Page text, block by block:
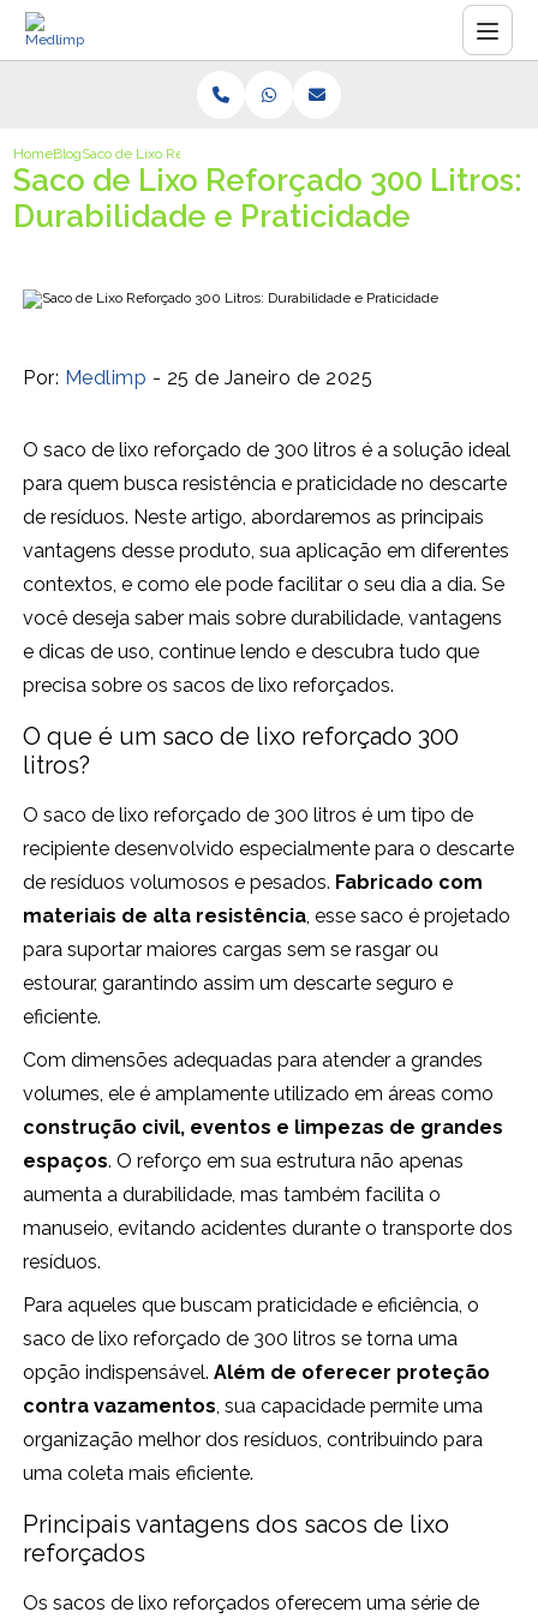
HomeBlogSaco de Lixo Reforçado 300 Litros: Durabilidade e Praticidade
Saco de Lixo Reforçado 300 Litros:
Durabilidade e Praticidade
Por: Medlimp - 25 de Janeiro de 2025
O saco de lixo reforçado de 300 litros é a solução ideal
para quem busca resistência e praticidade no descarte
de resíduos. Neste artigo, abordaremos as principais
vantagens desse produto, sua aplicação em diferentes
contextos, e como ele pode facilitar o seu dia a dia. Se
você deseja saber mais sobre durabilidade, vantagens
e dicas de uso, continue lendo e descubra tudo que
precisa sobre os sacos de lixo reforçados.
O que é um saco de lixo reforçado 300
litros?
O saco de lixo reforçado de 300 litros é um tipo de
recipiente desenvolvido especialmente para o descarte
de resíduos volumosos e pesados. Fabricado com
materiais de alta resistência, esse saco é projetado
para suportar maiores cargas sem se rasgar ou
estourar, garantindo assim um descarte seguro e
eficiente.
Com dimensões adequadas para atender a grandes
volumes, ele é amplamente utilizado em áreas como
construção civil, eventos e limpezas de grandes
espaços. O reforço em sua estrutura não apenas
aumenta a durabilidade, mas também facilita o
manuseio, evitando acidentes durante o transporte dos
resíduos.
Para aqueles que buscam praticidade e eficiência, o
saco de lixo reforçado de 300 litros se torna uma
opção indispensável. Além de oferecer proteção
contra vazamentos, sua capacidade permite uma
organização melhor dos resíduos, contribuindo para
uma coleta mais eficiente.
Principais vantagens dos sacos de lixo
reforçados
Os sacos de lixo reforçados oferecem uma série de